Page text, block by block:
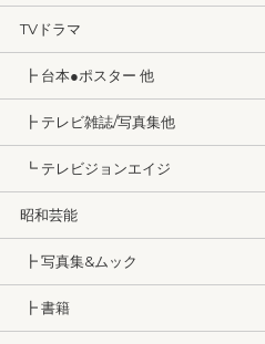
TVドラマ
┣ 台本●ポスター 他
┣ テレビ雑誌/写真集他
┗ テレビジョンエイジ
昭和芸能
┣ 写真集&ムック
┣ 書籍